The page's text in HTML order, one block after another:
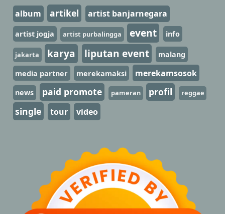
album artikel artist banjarnegara
artist jogja artist purbalingga event info
jakarta karya liputan event
malang
media partner
merekamaksi merekamsosok
news paid promote pameran profil reggae
single tour video